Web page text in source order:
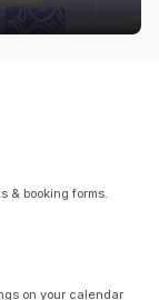
& booking forms.
on your calendar